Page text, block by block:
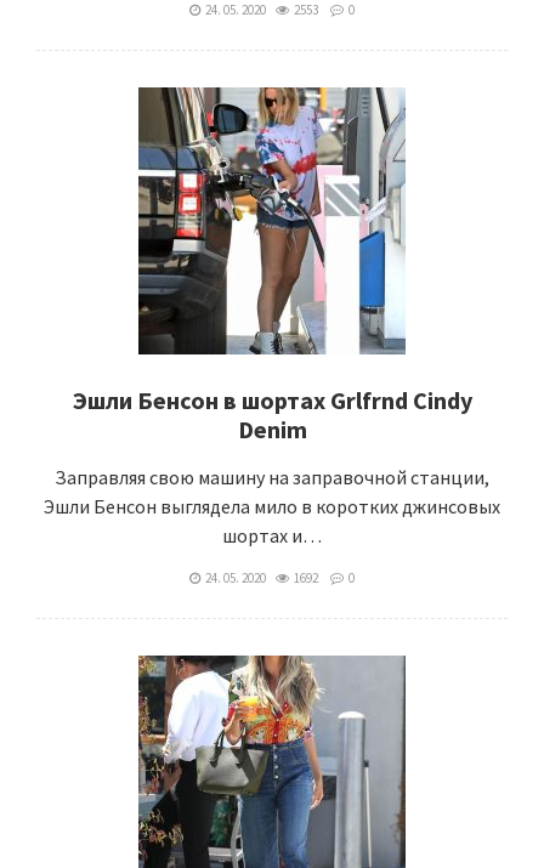
24. 05. 2020 2553 0
Эшли Бенсон в шортах Grlfrnd Cindy
Denim
Заправляя свою машину на заправочной станции,
Эшли Бенсон выглядела мило в коротких джинсовых
шортах и…
24. 05. 2020 1692 0